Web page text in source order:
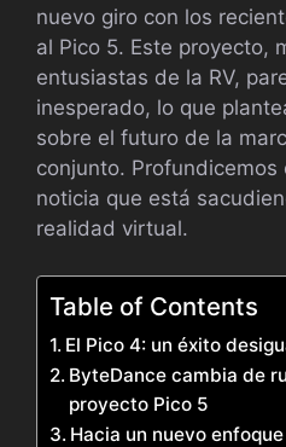
nuevo giro con los
al Pico 5. Este proyecto,
entusiastas de la RV,
inesperado, lo que
sobre el futuro de la
conjunto.
noticia que está
realidad virtual.
Table of Contents
El Pico 4: un éxito
ByteDance cambia de
proyecto Pico 5
Hacia un nuevo